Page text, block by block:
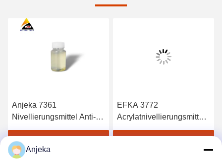
Anjeka 7361
Nivellierungsmittel Anti-
Kraterbildung in allen
Wasser-, Lösungsmittel-
und lösungsmittelfreien
Beste Preis erhalten
EFKA 3772
Acrylatnivellierungsmittel
Fluor-modifizierte
Anjeka